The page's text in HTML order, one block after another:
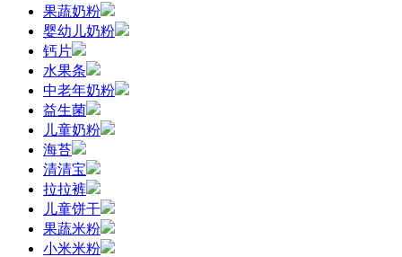
果蔬奶粉
婴幼儿奶粉
钙片
水果条
中老年奶粉
益生菌
儿童奶粉
海苔
清清宝
拉拉裤
儿童饼干
果蔬米粉
小米米粉